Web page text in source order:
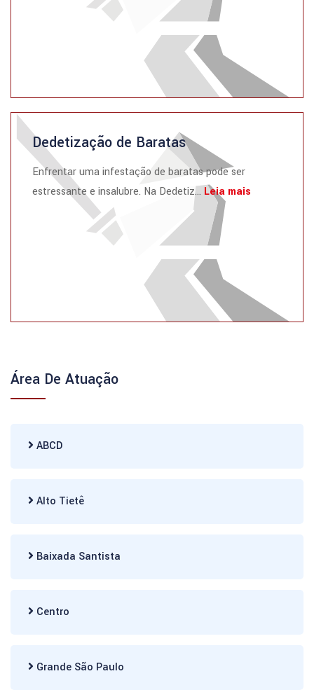
Dedetização de Baratas
Enfrentar uma infestação de baratas pode ser
estressante e insalubre. Na Dedetiz... Leia mais
Área De Atuação
ABCD
Alto Tietê
Baixada Santista
Centro
Grande São Paulo